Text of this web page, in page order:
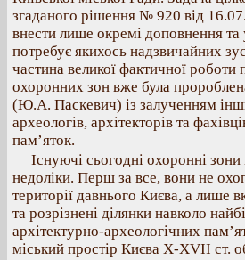
згаданого рішення № 920 від
внести лише окремі доповнення
потребує якихось надзвичайних
частина великої фактичної
охоронних зон вже була
(Ю.А. Паскевич) із залученням
археологів, архітекторів та
пам’яток.
Існуючі сьогодні охоронні
недоліки. Перш за все, вони не
території давнього Києва, а лише
та розрізнені ділянки навколо
архітектурно-археологічних
міський простір Києва Х-ХVІІ ст.